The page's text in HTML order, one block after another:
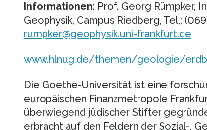
Informationen: Prof. Georg Rümpker,
Geophysik, Campus Riedberg, Tel,:
rumpker@geophysik.uni-frankfurt.de
www.hlnug.de/themen/geologie/
Die Goethe-Universität ist eine
europäischen Finanzmetropole
überwiegend jüdischer Stifter
erbracht auf den Feldern der Sozial-,